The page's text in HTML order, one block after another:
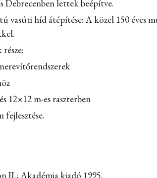
Debrecenben lettek beépítve.
vasúti híd átépítése: A közel 150
12×12 m-es raszterben
fejlesztése.
II.; Akadémia kiadó 1995.